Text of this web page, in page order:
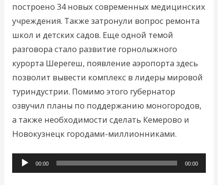
построено 34 новых современных медицинских
учреждения. Также затронули вопрос ремонта
школ и детских садов. Еще одной темой
разговора стало развитие горнолыжного
курорта Шерегеш, появление аэропорта здесь
позволит вывести комплекс в лидеры мировой
туриндустрии. Помимо этого губернатор
озвучил планы по поддержанию моногородов,
а также необходимости сделать Кемерово и
Новокузнецк городами-миллионниками.
Аудиоплеер
00:00 00:00